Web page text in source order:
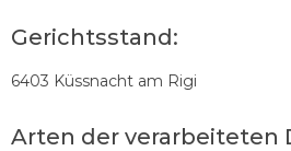
Gerichtsstand:
6403 Küssnacht am Rigi
Arten der verarbeiteten